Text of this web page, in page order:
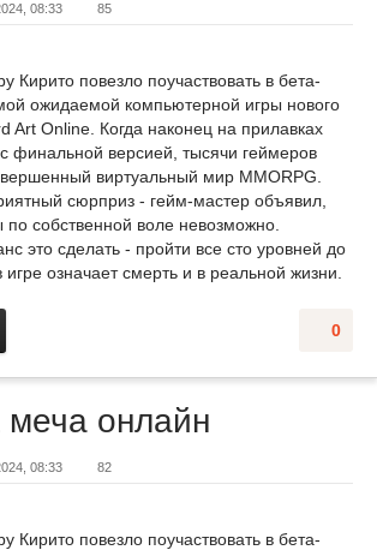
08:33 85
Кирито повезло поучаствовать в бета-
ожидаемой компьютерной игры нового
Art Online. Когда наконец на прилавках
финальной версией, тысячи геймеров
виртуальный мир MMORPG.
сюрприз - гейм-мастер объявил,
по собственной воле невозможно.
это сделать - пройти все сто уровней до
означает смерть и в реальной жизни.
0
онлайн
08:33 82
Кирито повезло поучаствовать в бета-